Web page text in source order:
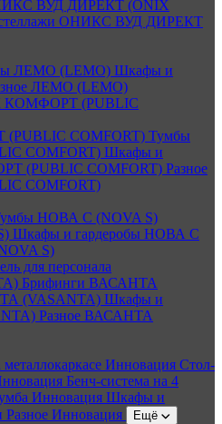
ВУД ДИРЕКТ (ONIX
ОНИКС ВУД ДИРЕКТ
ЛЕМО (LEMO) Шкафы и
ЛЕМО (LEMO)
(PUBLIC
COMFORT) Тумбы
COMFORT) Шкафы и
(PUBLIC COMFORT) Разное
COMFORT)
НОВА С (NOVA S)
Шкафы и гардеробы НОВА С
S)
для персонала
Брифинги ВАСАНТА
(VASANTA) Шкафы и
Разное ВАСАНТА
Инновация Стол-
Бенч-система на 4
Инновация Шкафы и
Разное Инновация Ещё